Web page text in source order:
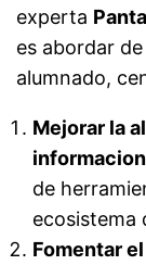
experta
es abordar
alumnado,
Mejorar la
de
ecosistema
Fomentar